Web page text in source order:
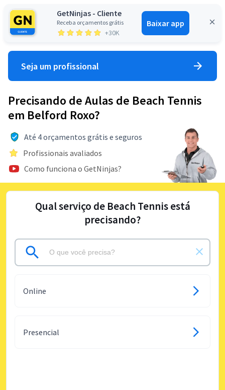
GetNinjas - Cliente
Receba orçamentos grátis
+30K
Baixar app
Entrar
Seja um profissional
Precisando de Aulas de Beach Tennis
em Belford Roxo?
Até 4 orçamentos grátis e seguros
Profissionais avaliados
Como funciona o GetNinjas?
Qual serviço de Beach Tennis está
precisando?
Online
Presencial